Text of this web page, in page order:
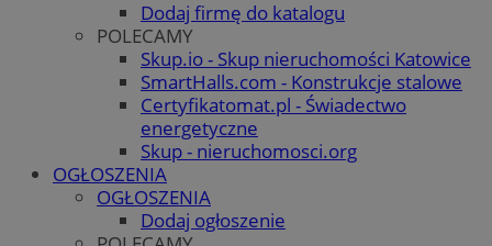
Dodaj firmę do katalogu
POLECAMY
Skup.io - Skup nieruchomości Katowice
SmartHalls.com - Konstrukcje stalowe
Certyfikatomat.pl - Świadectwo
energetyczne
Skup - nieruchomosci.org
OGŁOSZENIA
OGŁOSZENIA
Dodaj ogłoszenie